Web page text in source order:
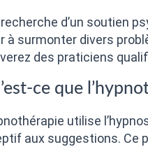
d’un soutien
à surmonter divers
des praticiens
ce que
utilise
aux suggestions. Ce